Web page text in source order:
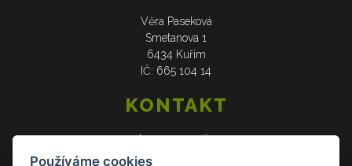
Věra Paseková
Smetanova 1
6434 Kuřim
IČ: 665 104 14
KONTAKT
web: www.verasije.cz
email: obchudek@verasije.cz
Používáme cookies